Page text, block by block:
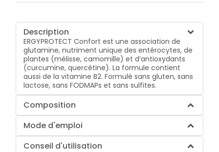
Description
ERGYPROTECT Confort est une association de
glutamine, nutriment unique des entérocytes, de
plantes (mélisse, camomille) et d’antioxydants
(curcumine, quercétine). La formule contient
aussi de la vitamine B2. Formulé sans gluten, sans
lactose, sans FODMAPs et sans sulfites.
Composition
Mode d'emploi
Conseil d'utilisation